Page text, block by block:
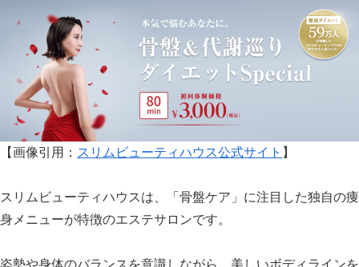
【画像引用： スリムビューティハウス公式サイト 】
スリムビューティハウスは、「骨盤ケア」に注目した独自の痩
身メニューが特徴のエステサロンです。
姿勢や身体のバランスを意識しながら、美しいボディラインを